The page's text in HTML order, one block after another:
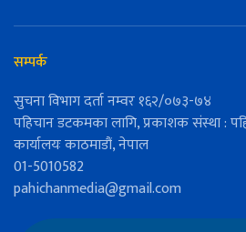
सम्पर्क
सुचना विभाग दर्ता नम्वर १६२/०७३-७४
पहिचान डटकमका लागि, प्रकाशक संस्था :
कार्यालयः काठमाडौं, नेपाल
01-5010582
pahichanmedia@gmail.com